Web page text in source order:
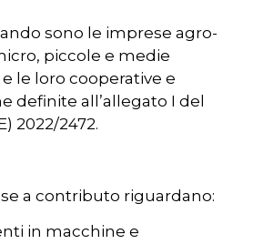
sono le imprese agro-
piccole e medie
le loro cooperative e
definite all’allegato I del
2022/2472.
a contributo riguardano:
in macchine e